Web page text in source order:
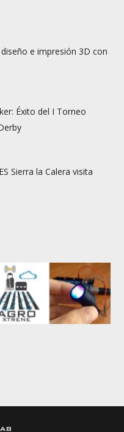
e impresión 3D con
Éxito del I Torneo
Sierra la Calera visita